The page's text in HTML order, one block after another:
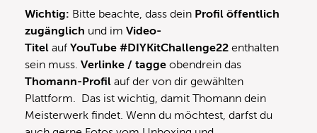
Wichtig: Bitte beachte, dass dein Profil öffentlich
zugänglich und im Video-
Titel auf YouTube #DIYKitChallenge22 enthalten
sein muss. Verlinke / tagge obendrein das
Thomann-Profil auf der von dir gewählten
Plattform. Das ist wichtig, damit Thomann dein
Meisterwerk findet. Wenn du möchtest, darfst du